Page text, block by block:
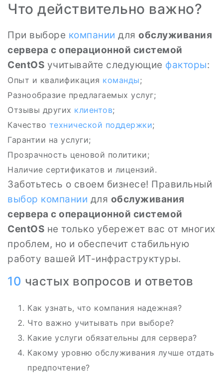
Что действительно важно?
При выборе компании для обслуживания
сервера с операционной системой
CentOS учитывайте следующие факторы:
Опыт и квалификация команды;
Разнообразие предлагаемых услуг;
Отзывы других клиентов;
Качество технической поддержки;
Гарантии на услуги;
Прозрачность ценовой политики;
Наличие сертификатов и лицензий.
Заботьтесь о своем бизнесе! Правильный
выбор компании для обслуживания
сервера с операционной системой
CentOS не только убережет вас от многих
проблем, но и обеспечит стабильную
работу вашей ИТ-инфраструктуры.
10 частых вопросов и ответов
Как узнать, что компания надежная?
Что важно учитывать при выборе?
Какие услуги обязательны для сервера?
Какому уровню обслуживания лучше отдать
предпочтение?